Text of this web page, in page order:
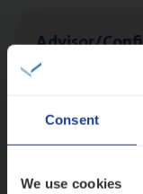
Consent
We use cookies
Advisor/​
Benefits
Beveren